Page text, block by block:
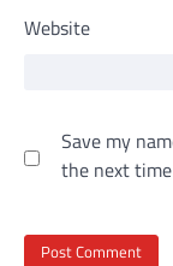
Website
Save my
the next